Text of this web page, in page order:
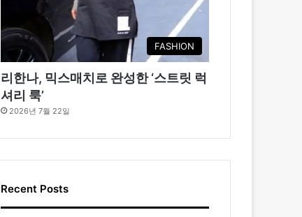
FASHION
리한나, 믹스매치로 완성한 ‘스트릿 럭
셔리 룩’
2026년 7월 22일
Recent Posts